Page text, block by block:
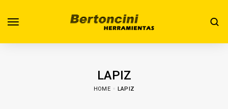
LAPIZ
HOME LAPIZ